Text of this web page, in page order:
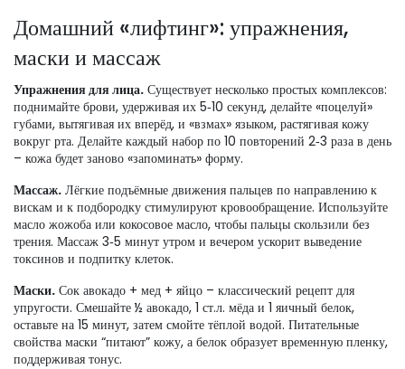
Домашний «лифтинг»: упражнения,
маски и массаж
Упражнения для лица. Существует несколько простых комплексов:
поднимайте брови, удерживая их 5‑10 секунд, делайте «поцелуй»
губами, вытягивая их вперёд, и «взмах» языком, растягивая кожу
вокруг рта. Делайте каждый набор по 10 повторений 2‑3 раза в день
– кожа будет заново «запоминать» форму.
Массаж. Лёгкие подъёмные движения пальцев по направлению к
вискам и к подбородку стимулируют кровообращение. Используйте
масло жожоба или кокосовое масло, чтобы пальцы скользили без
трения. Массаж 3‑5 минут утром и вечером ускорит выведение
токсинов и подпитку клеток.
Маски. Сок авокадо + мед + яйцо – классический рецепт для
упругости. Смешайте ½ авокадо, 1 ст.л. мёда и 1 яичный белок,
оставьте на 15 минут, затем смойте тёплой водой. Питательные
свойства маски “питают” кожу, а белок образует временную пленку,
поддерживая тонус.